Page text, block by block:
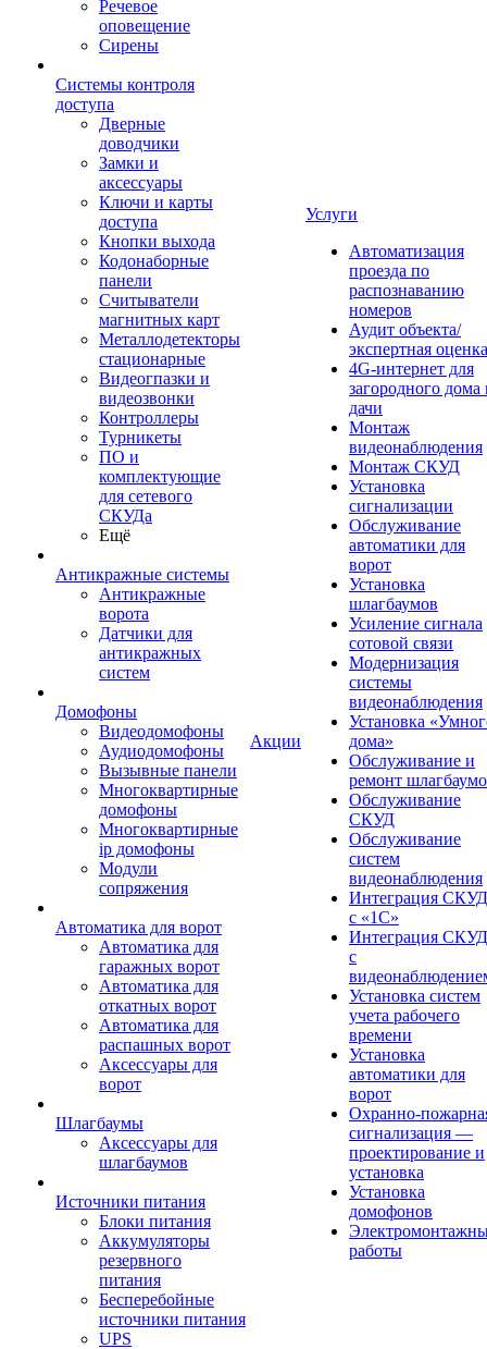
Речевое
оповещение
Сирены
Системы контроля
доступа
Дверные
доводчики
Замки и
аксессуары
Ключи и карты
доступа
Кнопки выхода
Кодонаборные
панели
Считыватели
магнитных карт
Металлодетекторы
стационарные
Видеогпазки и
видеозвонки
Контроллеры
Турникеты
ПО и
комплектующие
для сетевого
СКУДа
Ещё
Антикражные системы
Антикражные
ворота
Датчики для
антикражных
систем
Домофоны
Видеодомофоны
Аудиодомофоны
Вызывные панели
Многоквартирные
домофоны
Многоквартирные
ip домофоны
Модули
сопряжения
Автоматика для ворот
Автоматика для
гаражных ворот
Автоматика для
откатных ворот
Автоматика для
распашных ворот
Аксессуары для
ворот
Шлагбаумы
Аксессуары для
шлагбаумов
Источники питания
Блоки питания
Аккумуляторы
резервного
питания
Бесперебойные
источники питания
UPS
Акции
Услуги
Автоматизация
проезда по
распознаванию
номеров
Аудит объекта/
экспертная оценка
4G-интернет для
загородного дома
дачи
Монтаж
видеонаблюдения
Монтаж СКУД
Установка
сигнализации
Обслуживание
автоматики для
ворот
Установка
шлагбаумов
Усиление сигнала
сотовой связи
Модернизация
системы
видеонаблюдения
Установка
дома»
Обслуживание и
ремонт
Обслуживание
СКУД
Обслуживание
систем
видеонаблюдения
Интеграция СКУД
с «1С»
Интеграция СКУД
с
Установка систем
учета рабочего
времени
Установка
автоматики для
ворот
Охранно-
сигнализация —
проектирование и
установка
Установка
домофонов
работы